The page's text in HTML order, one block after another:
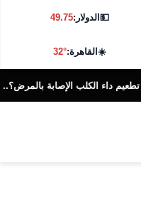
💵الدولار:49.75
☀️القاهرة:32°
الإصابة بالمرض؟.. اعرف